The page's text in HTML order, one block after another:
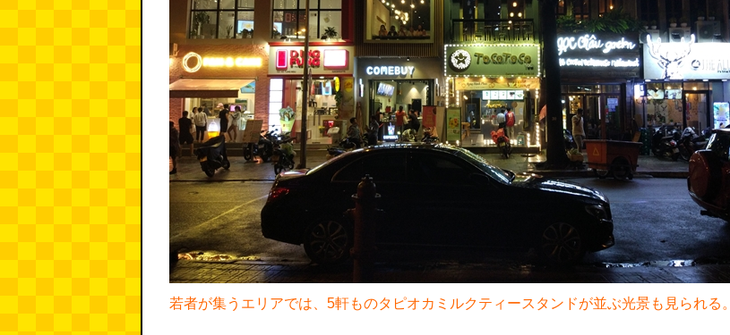
若者が集うエリアでは、5軒ものタピオカミルクティースタンドが並ぶ光景も見られる。